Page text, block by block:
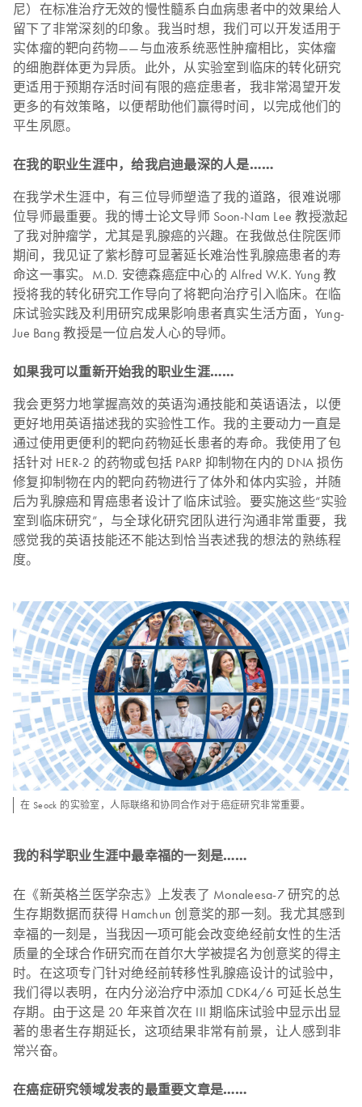
尼）在标准治疗无效的慢性髓系白血病患者中的效果给人
留下了非常深刻的印象。我当时想，我们可以开发适用于
实体瘤的靶向药物——与血液系统恶性肿瘤相比，实体瘤
的细胞群体更为异质。此外，从实验室到临床的转化研究
更适用于预期存活时间有限的癌症患者，我非常渴望开发
更多的有效策略，以便帮助他们赢得时间，以完成他们的
平生夙愿。
在我的职业生涯中，给我启迪最深的人是……
在我学术生涯中，有三位导师塑造了我的道路，很难说哪
位导师最重要。我的博士论文导师 Soon-Nam Lee 教授激起
了我对肿瘤学，尤其是乳腺癌的兴趣。在我做总住院医师
期间，我见证了紫杉醇可显著延长难治性乳腺癌患者的寿
命这一事实。M.D. 安德森癌症中心的 Alfred W.K. Yung 教
授将我的转化研究工作导向了将靶向治疗引入临床。在临
床试验实践及利用研究成果影响患者真实生活方面，Yung-
Jue Bang 教授是一位启发人心的导师。
如果我可以重新开始我的职业生涯……
我会更努力地掌握高效的英语沟通技能和英语语法，以便
更好地用英语描述我的实验性工作。我的主要动力一直是
通过使用更便利的靶向药物延长患者的寿命。我使用了包
括针对 HER-2 的药物或包括 PARP 抑制物在内的 DNA 损伤
修复抑制物在内的靶向药物进行了体外和体内实验，并随
后为乳腺癌和胃癌患者设计了临床试验。要实施这些“实验
室到临床研究”，与全球化研究团队进行沟通非常重要，我
感觉我的英语技能还不能达到恰当表述我的想法的熟练程
度。
在 Seock 的实验室，人际联络和协同合作对于癌症研究非常重要。
我的科学职业生涯中最幸福的一刻是……
在《新英格兰医学杂志》上发表了 Monaleesa-7 研究的总
生存期数据而获得 Hamchun 创意奖的那一刻。我尤其感到
幸福的一刻是，当我因一项可能会改变绝经前女性的生活
质量的全球合作研究而在首尔大学被提名为创意奖的得主
时。在这项专门针对绝经前转移性乳腺癌设计的试验中，
我们得以表明，在内分泌治疗中添加 CDK4/6 可延长总生
存期。由于这是 20 年来首次在 III 期临床试验中显示出显
著的患者生存期延长，这项结果非常有前景，让人感到非
常兴奋。
在癌症研究领域发表的最重要文章是……